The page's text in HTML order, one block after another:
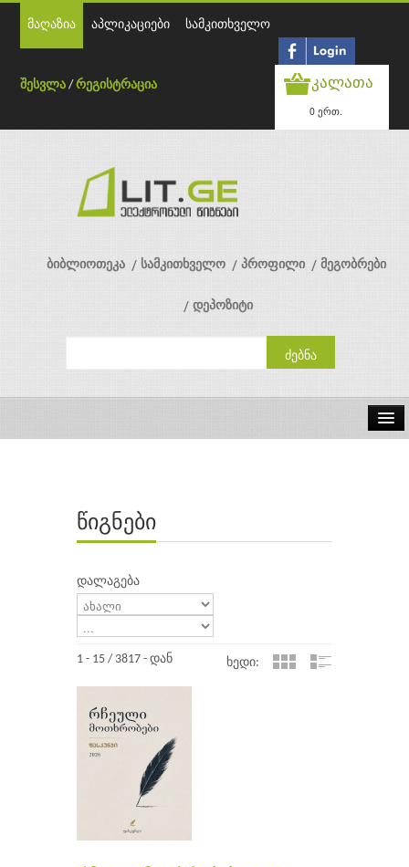
მაღაზია აპლიკაციები სამკითხველო
შესვლა /რეგისტრაცია კალათა
0 ერთ.
ბიბლიოთეკა სამკითხველო პროფილი მეგობრები
დეპოზიტი
ავტორებიწიგნები
დალაგება
1 - 15 / 3817 - დან ხედი: